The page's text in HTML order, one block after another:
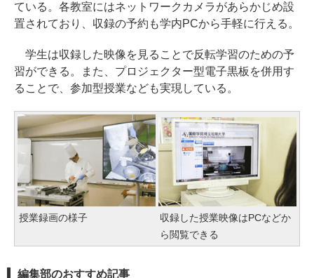
ている。各教室にはネットワークカメラがあらかじめ設
置されており、収録の予約も学内PCから手軽に行える。
学生は収録した映像を見ることで反転学習のための予
習ができる。また、プロジェクター型電子黒板を併用す
ることで、参加型授業なども実現している。
授業録画の様子
収録した授業映像はPCなどか
ら閲覧できる
編集部のおすすめ記事